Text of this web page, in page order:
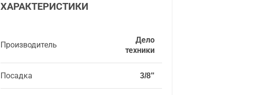
ХАРАКТЕРИСТИКИ
Производитель
Дело
техники
Посадка 3/8"